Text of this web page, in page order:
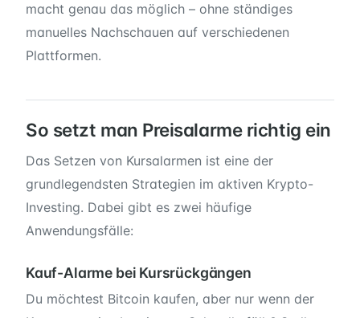
macht genau das möglich – ohne ständiges
manuelles Nachschauen auf verschiedenen
Plattformen.
So setzt man Preisalarme richtig ein
Das Setzen von Kursalarmen ist eine der
grundlegendsten Strategien im aktiven Krypto-
Investing. Dabei gibt es zwei häufige
Anwendungsfälle:
Kauf-Alarme bei Kursrückgängen
Du möchtest Bitcoin kaufen, aber nur wenn der